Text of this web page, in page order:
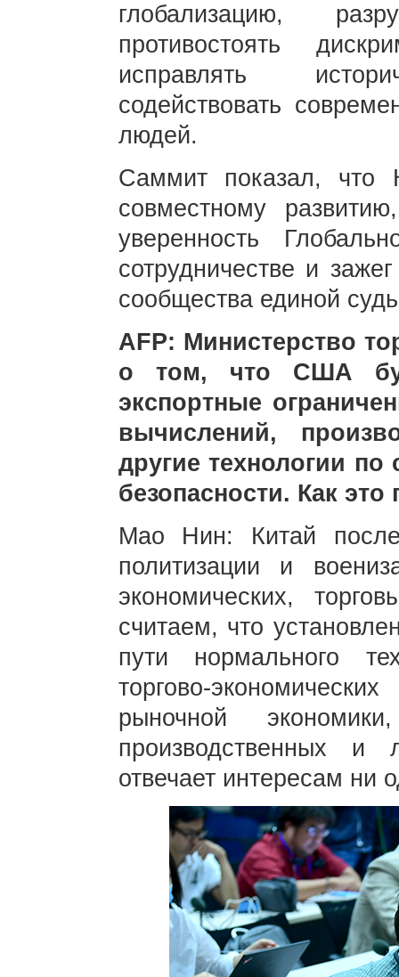
глобализацию,
противостоять
исправлять
содействовать
людей.
Саммит показал, что
совместному
уверенность
сотрудничестве и
сообщества единой
AFP: Министерство
о том, что США
экспортные
вычислений,
другие технологии
безопасности. Как
Мао Нин: Китай
политизации и
экономических,
считаем, что
пути нормального
торгово-
рыночной
производственных и
отвечает интересам ни